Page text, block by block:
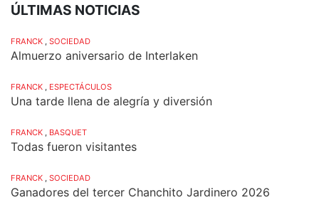
ÚLTIMAS NOTICIAS
FRANCK SOCIEDAD
Almuerzo aniversario de Interlaken
FRANCK ESPECTÁCULOS
Una tarde llena de alegría y diversión
FRANCK BASQUET
Todas fueron visitantes
FRANCK SOCIEDAD
Ganadores del tercer Chanchito Jardinero 2026